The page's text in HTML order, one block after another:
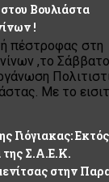
Βουλιάστα
!
πέστροφας στη
,το
Με το
Γιόγιακας:
της Σ.Α.Ε.Κ.
στην